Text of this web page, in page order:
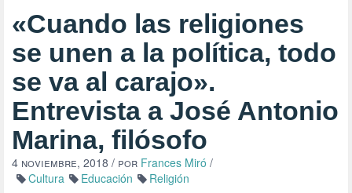
«Cuando las religiones
se unen a la política, todo
se va al carajo».
Entrevista a José Antonio
Marina, filósofo
4 noviembre, 2018 / por Frances Miró /
Cultura
Educación Religión